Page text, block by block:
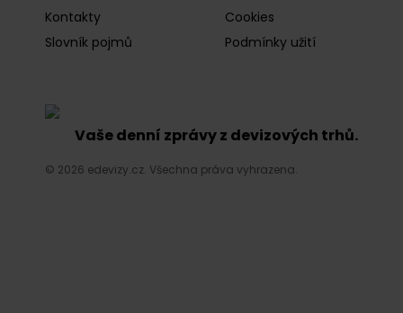
Kontakty
Cookies
Slovník pojmů
Podmínky užití
Vaše denní zprávy z devizových trhů.
© 2026 edevizy.cz. Všechna práva vyhrazena.